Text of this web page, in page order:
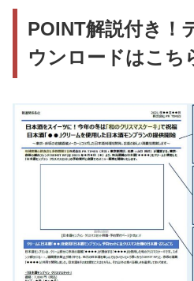
POINT解説付き！
ウンロードはこち